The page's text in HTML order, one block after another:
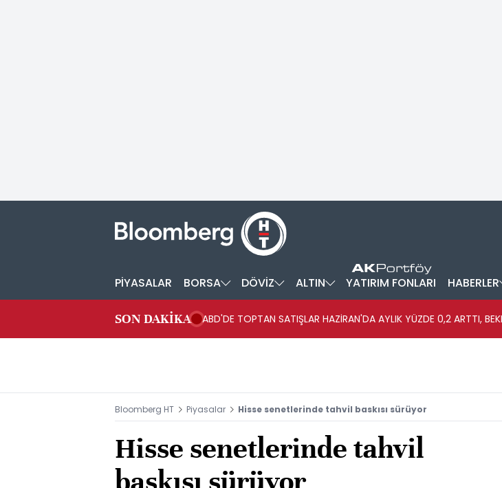
PİYASALAR BORSA DÖVİZ ALTIN YATIRIM FONLARI HABERLER
SON DAKİKA ABD'DE TOPTAN SATIŞLAR HAZİRAN'DA AYLIK YÜZDE 0,2 ARTTI,
Bloomberg HT Piyasalar Hisse senetlerinde tahvil baskısı sürüyor
Hisse senetlerinde tahvil